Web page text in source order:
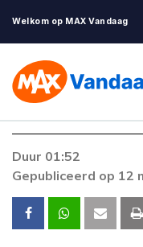
Welkom op MAX Vandaag
Duur 01:52
Gepubliceerd op 12